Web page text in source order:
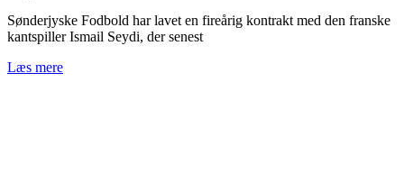
Sønderjyske Fodbold har lavet en fireårig kontrakt med den franske
kantspiller Ismail Seydi, der senest
Læs mere